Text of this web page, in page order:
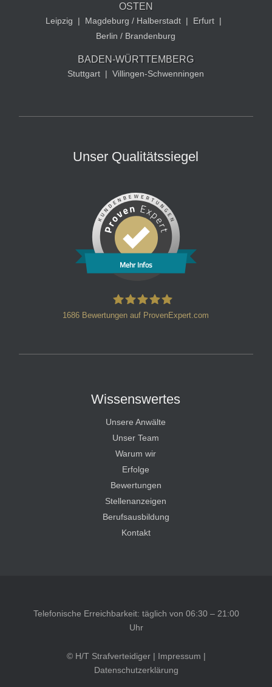
OSTEN
Leipzig | Magdeburg / Halberstadt | Erfurt |
Berlin / Brandenburg
BADEN-WÜRTTEMBERG
Stuttgart | Villingen-Schwenningen
Unser Qualitätssiegel
Mehr Infos
1686 Bewertungen auf ProvenExpert.com
Wissenswertes
Unsere Anwälte
Unser Team
Warum wir
Erfolge
Bewertungen
Stellenanzeigen
Berufsausbildung
Kontakt
Telefonische Erreichbarkeit: täglich von 06:30 – 21:00
Uhr
© H/T Strafverteidiger | Impressum |
Datenschutzerklärung